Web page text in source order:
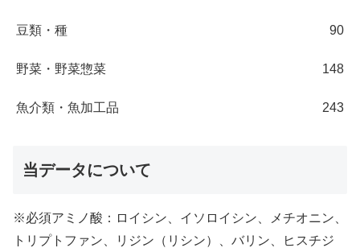
豆類・種 90
野菜・野菜惣菜 148
魚介類・魚加工品 243
当データについて
※必須アミノ酸：ロイシン、イソロイシン、メチオニン、
トリプトファン、リジン（リシン）、バリン、ヒスチジ